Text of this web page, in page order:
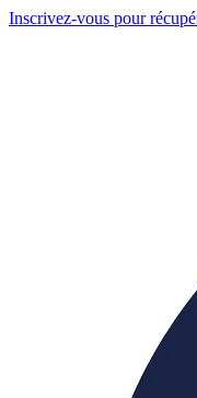
Inscrivez-vous pour